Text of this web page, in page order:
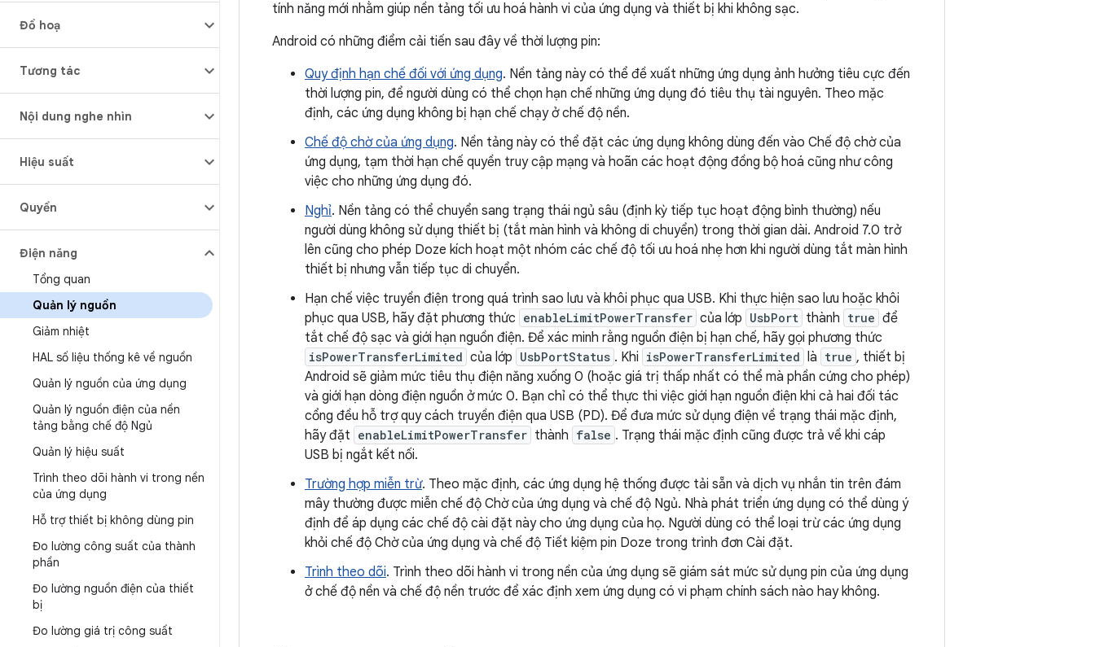
Đồ hoạ
Tương tác
Nội dung nghe nhìn
Hiệu suất
Quyền
Điện năng
Tổng quan
Quản lý nguồn
Giảm nhiệt
HAL số liệu thống kê về nguồn
Quản lý nguồn của ứng dụng
Quản lý nguồn điện của nền
tảng bằng chế độ Ngủ
Quản lý hiệu suất
Trình theo dõi hành vi trong nền
của ứng dụng
Hỗ trợ thiết bị không dùng pin
Đo lường công suất của thành
phần
Đo lường nguồn điện của thiết
bị
Đo lường giá trị công suất
tính năng mới nhằm giúp nền tảng tối ưu hoá hành vi của ứng dụng và thiết bị khi không sạc.
Android có những điểm cải tiến sau đây về thời lượng pin:
Quy định hạn chế đối với ứng dụng. Nền tảng này có thể đề xuất những ứng dụng ảnh hưởng tiêu cực đến
thời lượng pin, để người dùng có thể chọn hạn chế những ứng dụng đó tiêu thụ tài nguyên. Theo mặc
định, các ứng dụng không bị hạn chế chạy ở chế độ nền.
Chế độ chờ của ứng dụng. Nền tảng này có thể đặt các ứng dụng không dùng đến vào Chế độ chờ của
ứng dụng, tạm thời hạn chế quyền truy cập mạng và hoãn các hoạt động đồng bộ hoá cũng như công
việc cho những ứng dụng đó.
Nghỉ. Nền tảng có thể chuyển sang trạng thái ngủ sâu (định kỳ tiếp tục hoạt động bình thường) nếu
người dùng không sử dụng thiết bị (tắt màn hình và không di chuyển) trong thời gian dài. Android 7.0 trở
lên cũng cho phép Doze kích hoạt một nhóm các chế độ tối ưu hoá nhẹ hơn khi người dùng tắt màn hình
thiết bị nhưng vẫn tiếp tục di chuyển.
Hạn chế việc truyền điện trong quá trình sao lưu và khôi phục qua USB. Khi thực hiện sao lưu hoặc khôi
phục qua USB, hãy đặt phương thức enableLimitPowerTransfer của lớp UsbPort thành true để
tắt chế độ sạc và giới hạn nguồn điện. Để xác minh rằng nguồn điện bị hạn chế, hãy gọi phương thức
isPowerTransferLimited của lớp UsbPortStatus . Khi isPowerTransferLimited là true , thiết bị
Android sẽ giảm mức tiêu thụ điện năng xuống 0 (hoặc giá trị thấp nhất có thể mà phần cứng cho phép)
và giới hạn dòng điện nguồn ở mức 0. Bạn chỉ có thể thực thi việc giới hạn nguồn điện khi cả hai đối tác
cổng đều hỗ trợ quy cách truyền điện qua USB (PD). Để đưa mức sử dụng điện về trạng thái mặc định,
hãy đặt enableLimitPowerTransfer thành false . Trạng thái mặc định cũng được trả về khi cáp
USB bị ngắt kết nối.
Trường hợp miễn trừ. Theo mặc định, các ứng dụng hệ thống được tải sẵn và dịch vụ nhắn tin trên đám
mây thường được miễn chế độ Chờ của ứng dụng và chế độ Ngủ. Nhà phát triển ứng dụng có thể dùng ý
định để áp dụng các chế độ cài đặt này cho ứng dụng của họ. Người dùng có thể loại trừ các ứng dụng
khỏi chế độ Chờ của ứng dụng và chế độ Tiết kiệm pin Doze trong trình đơn Cài đặt.
Trình theo dõi. Trình theo dõi hành vi trong nền của ứng dụng sẽ giám sát mức sử dụng pin của ứng dụng
ở chế độ nền và chế độ nền trước để xác định xem ứng dụng có vi phạm chính sách nào hay không.